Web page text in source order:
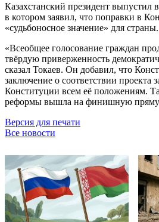
Казахстанский президент выпустил
в котором заявил, что поправки в
«судьбоносное значение» для страны.
«Всеобщее голосование граждан
твёрдую приверженность
сказал Токаев. Он добавил, что
заключение о соответствии проекта
Конституции всем её положениям.
реформы вышла на финишную
Версия для печати
Все новости